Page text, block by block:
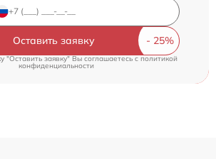
Оставить заявку
"Оставить заявку" Вы соглашаетесь cполитикой
конфиденциальности